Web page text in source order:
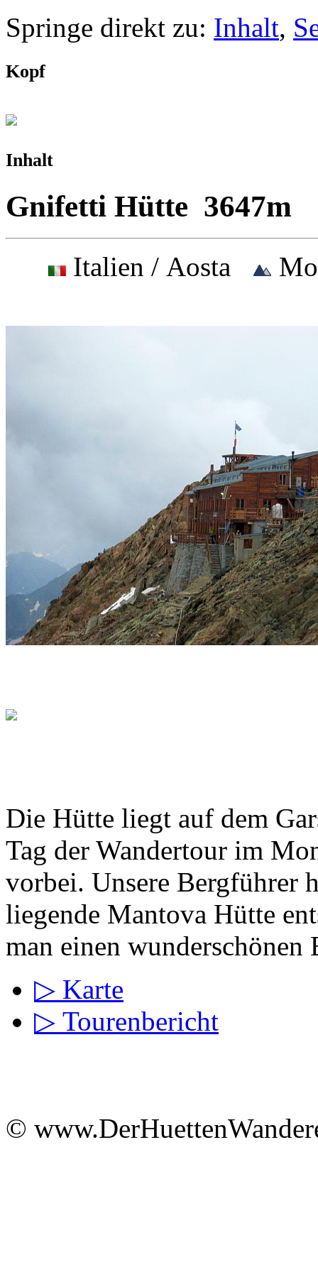
Springe direkt zu: Inhalt,
Kopf
Inhalt
Gnifetti Hütte 3647m
Italien / Aosta
Die Hütte liegt auf dem
Tag der Wandertour im
vorbei. Unsere Bergführer
liegende Mantova Hütte
man einen
▷ Karte
▷ Tourenbericht
©